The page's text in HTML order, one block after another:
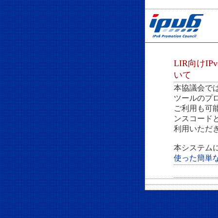
LIR向け
いて
本協議会で
ツールのプ
ご利用も可
ンスコード
利用いただ
本システム
使った簡単